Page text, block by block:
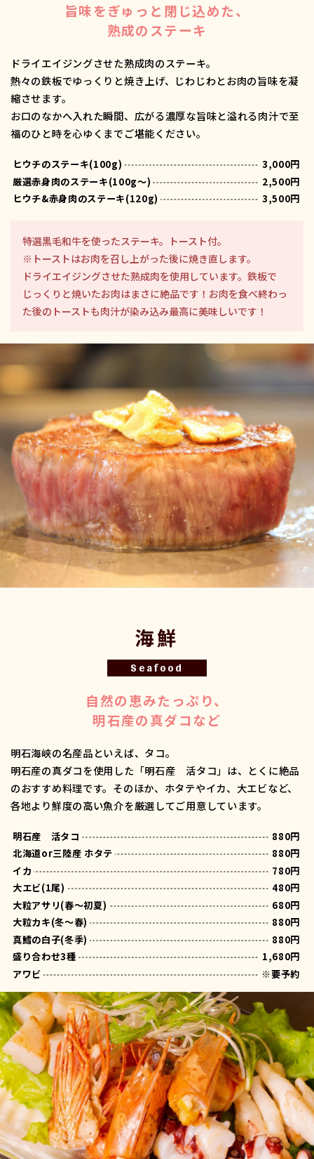
旨味をぎゅっと閉じ込めた、
熟成のステーキ
ドライエイジングさせた熟成肉のステーキ。
熱々の鉄板でゆっくりと焼き上げ、じわじわとお肉の旨味を凝
縮させます。
お口のなかへ入れた瞬間、広がる濃厚な旨味と溢れる肉汁で至
福のひと時を心ゆくまでご堪能ください。
ヒウチのステーキ(100g)
3,000円
厳選赤身肉のステーキ(100g～)
2,500円
ヒウチ&赤身肉のステーキ(120g)
3,500円
特選黒毛和牛を使ったステーキ。トースト付。
※トーストはお肉を召し上がった後に焼き直します。
ドライエイジングさせた熟成肉を使用しています。鉄板で
じっくりと焼いたお肉はまさに絶品です！お肉を食べ終わっ
た後のトーストも肉汁が染み込み最高に美味しいです！
海鮮
Seafood
自然の恵みたっぷり、
明石産の真ダコなど
明石海峡の名産品といえば、タコ。
明石産の真ダコを使用した「明石産 活タコ」は、とくに絶品
のおすすめ料理です。そのほか、ホタテやイカ、大エビなど、
各地より鮮度の高い魚介を厳選してご用意しています。
明石産 活タコ
880円
北海道or三陸産 ホタテ
880円
イカ
780円
大エビ(1尾)
480円
大粒アサリ(春～初夏)
680円
大粒カキ(冬～春)
880円
真鱈の白子(冬季)
880円
盛り合わせ3種
1,680円
アワビ
※要予約